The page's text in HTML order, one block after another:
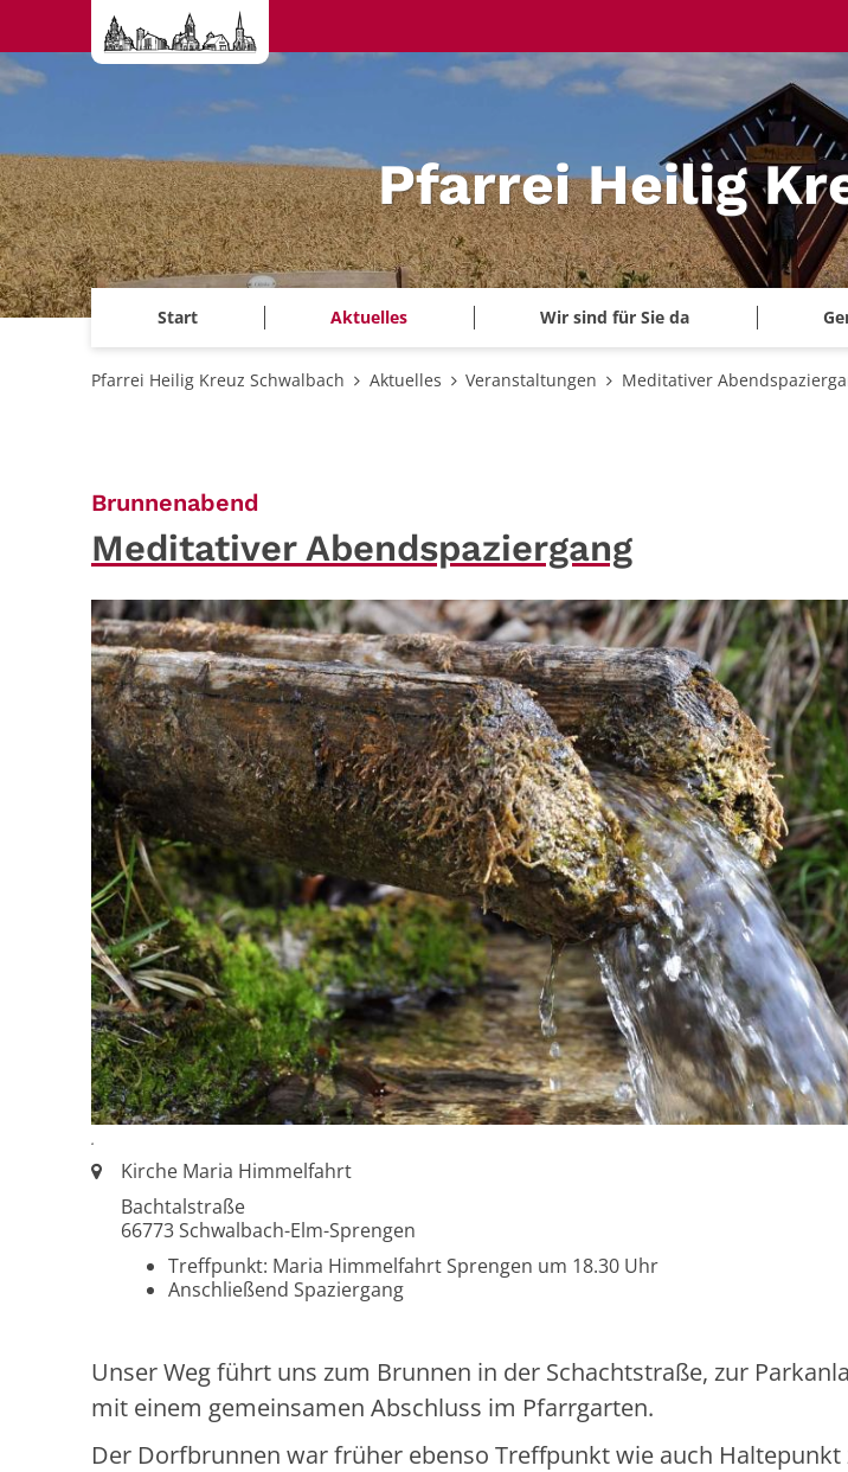
Zum Inhalt springen
Pfarrei Heilig
Start Aktuelles Wir sind für Sie da
Pfarrei Heilig Kreuz Schwalbach Aktuelles Veranstaltungen Meditativer
Brunnenabend
Meditativer Abendspaziergang
.
Ort:Kirche Maria Himmelfahrt
Bachtalstraße
66773Schwalbach-Elm-Sprengen
Treffpunkt: Maria Himmelfahrt Sprengen um 18.30 Uhr
Anschließend Spaziergang
Unser Weg führt uns zum Brunnen in der Schachtstraße, zur
mit einem gemeinsamen Abschluss im Pfarrgarten.
Der Dorfbrunnen war früher ebenso Treffpunkt wie auch Haltepunkt